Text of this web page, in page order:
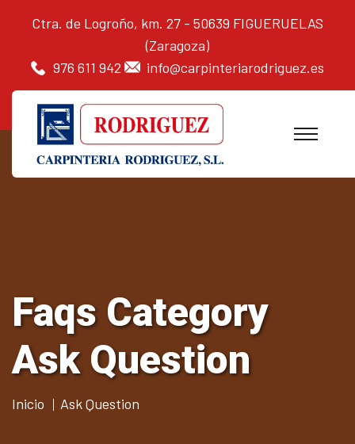
Ctra. de Logroño, km. 27 - 50639 FIGUERUELAS
(Zaragoza)
976 611 942
info@carpinteriarodriguez.es
Faqs Category
Ask Question
Inicio Ask Question